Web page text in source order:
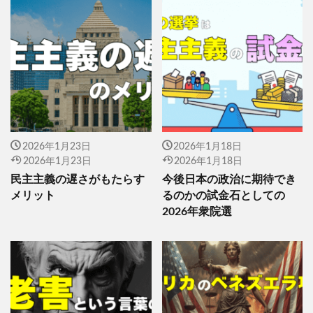
2026年1月23日
2026年1月23日
民主主義の遅さがもたらす
メリット
2026年1月18日
2026年1月18日
今後日本の政治に期待でき
るのかの試金石としての
2026年衆院選